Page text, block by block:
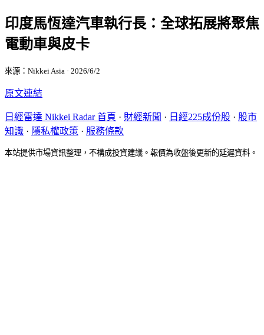
印度馬恆達汽車執行長：全球拓展將聚焦
電動車與皮卡
來源：Nikkei Asia · 2026/6/2
原文連結
日經雷達 Nikkei Radar 首頁 · 財經新聞 · 日經225成份股 · 股市
知識 · 隱私權政策 · 服務條款
本站提供市場資訊整理，不構成投資建議。報價為收盤後更新的延遲資料。